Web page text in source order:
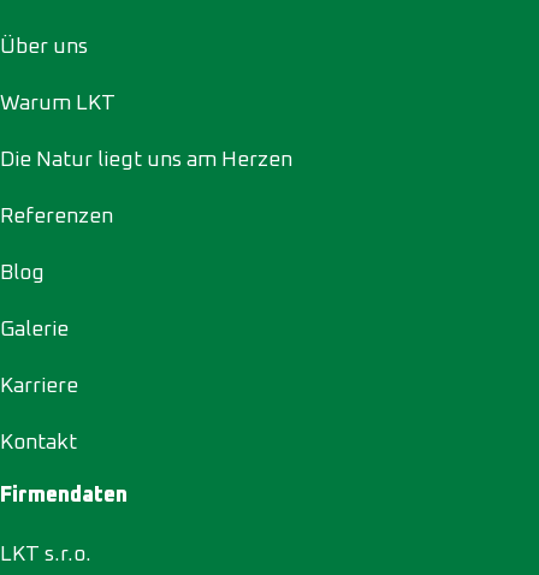
Über uns
Warum LKT
Die Natur liegt uns am Herzen
Referenzen
Blog
Galerie
Karriere
Kontakt
Firmendaten
LKT s.r.o.